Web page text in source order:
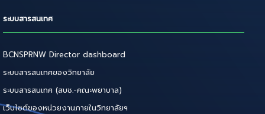
ระบบสารสนเทศ
BCNSPRNW Director dashboard
ระบบสารสนเทศของวิทยาลัย
ระบบสารสนเทศ (สบช.-คณะพยาบาล)
เว็บไซต์ของหน่วยงานภายในวิทยาลัยฯ